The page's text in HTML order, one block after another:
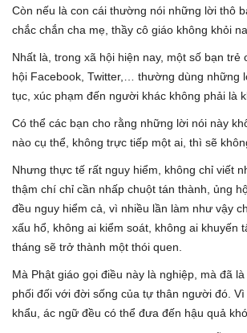
Còn nếu là con cái thường nói những lời thô
chắc chắn cha mẹ, thầy cô giáo không khỏi
Nhất là, trong xã hội hiện nay, một số bạn trẻ
hội Facebook, Twitter,… thường dùng những
tục, xúc phạm đến người khác không phải là
Có thể các bạn cho rằng những lời nói này
nào cụ thể, không trực tiếp một ai, thì sẽ
Nhưng thực tế rất nguy hiểm, không chỉ viết
thậm chí chỉ cần nhấp chuột tán thành, ủng
đều nguy hiểm cả, vì nhiều lần làm như vậy
xấu hổ, không ai kiểm soát, không ai khuyến
tháng sẽ trở thành một thói quen.
Mà Phật giáo gọi điều này là nghiệp, mà đã
phối đối với đời sống của tự thân người đó.
khẩu, ác ngữ đều có thể đưa đến hậu quả